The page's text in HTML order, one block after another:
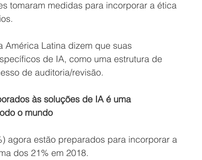
tomaram medidas para incorporar a ética
América Latina dizem que suas
de IA, como uma estrutura de
de auditoria/revisão.
às soluções de IA é uma
o mundo
agora estão preparados para incorporar a
dos 21% em 2018.